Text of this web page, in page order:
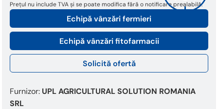
start
One
Accessibility
press
"Ctrl
Echipă vânzări fermieri
Echipă vânzări fitofarmacii
Solicită ofertă
Prețul nu include TVA și se poate modifica fără o notificare prealabilă.
Furnizor: UPL AGRICULTURAL SOLUTION ROMANIA
SRL